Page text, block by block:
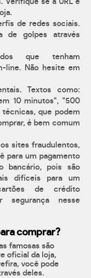
de redes sociais.
de golpes através
que tenham
line. Não hesite em
Textos como:
10 minutos", "500
técnicas, que podem
é bem comum
sites fraudulentos,
para um pagamento
bancário, pois são
difíceis para um
de crédito
segurança nesse
comprar?
famosas são
oficial da loja,
você pode
deles.